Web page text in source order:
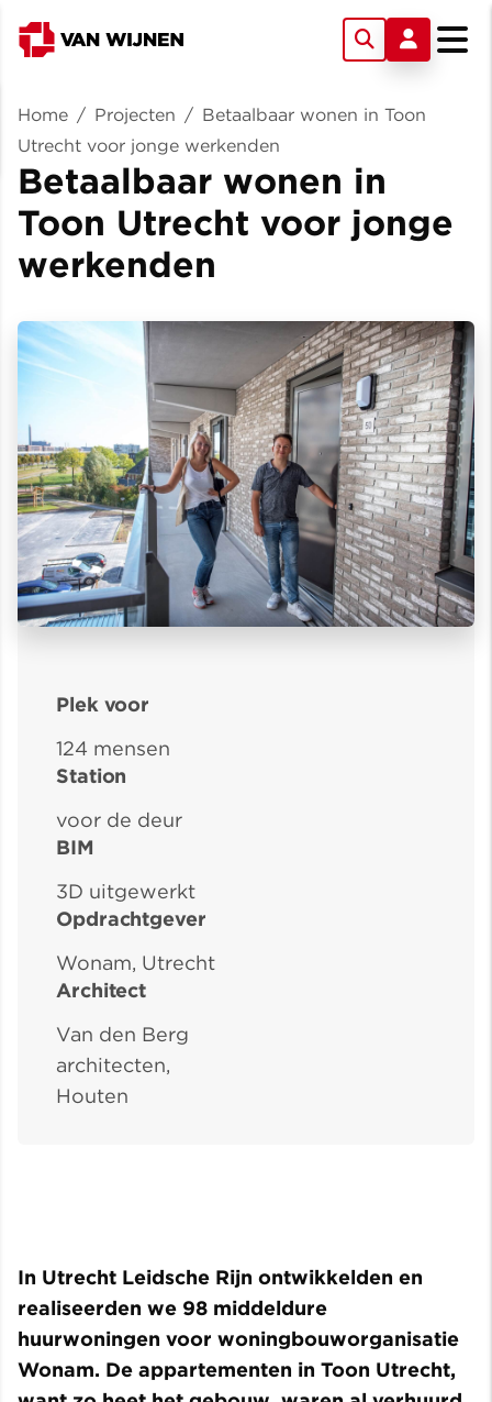
Home / Projecten / Betaalbaar wonen in Toon
Utrecht voor jonge werkenden
Betaalbaar wonen in
Toon Utrecht voor jonge
werkenden
Plek voor
124 mensen
Station
voor de deur
BIM
3D uitgewerkt
Opdrachtgever
Wonam, Utrecht
Architect
Van den Berg
architecten,
Houten
In Utrecht Leidsche Rijn ontwikkelden en
realiseerden we 98 middeldure
huurwoningen voor woningbouworganisatie
Wonam. De appartementen in Toon Utrecht,